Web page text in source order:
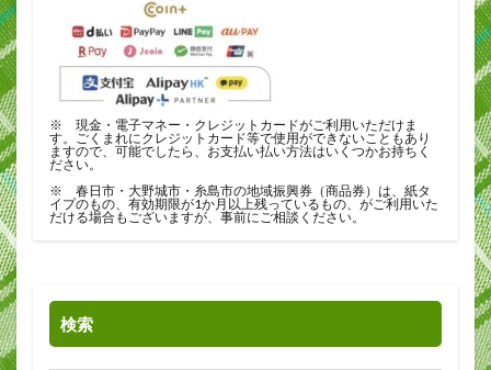
※ 現金・電子マネー・クレジットカードがご利用いただけま
す。ごくまれにクレジットカード等で使用ができないこともあり
ますので、可能でしたら、お支払い払い方法はいくつかお持ちく
ださい。
※ 春日市・大野城市・糸島市の地域振興券（商品券）は、紙タ
イプのもの、有効期限が1か月以上残っているもの、がご利用いた
だける場合もございますが、事前にご相談ください。
検索